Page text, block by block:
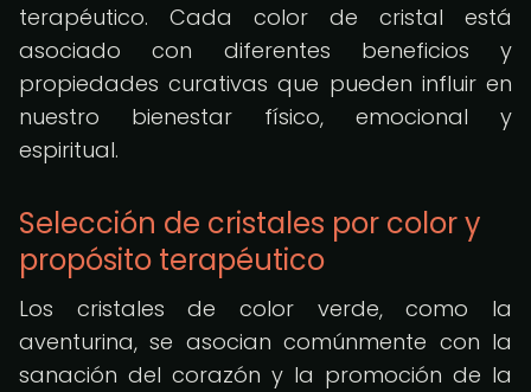
terapéutico. Cada color de cristal está
asociado con diferentes beneficios y
propiedades curativas que pueden influir en
nuestro bienestar físico, emocional y
espiritual.
Selección de cristales por color y
propósito terapéutico
Los cristales de color verde, como la
aventurina, se asocian comúnmente con la
sanación del corazón y la promoción de la